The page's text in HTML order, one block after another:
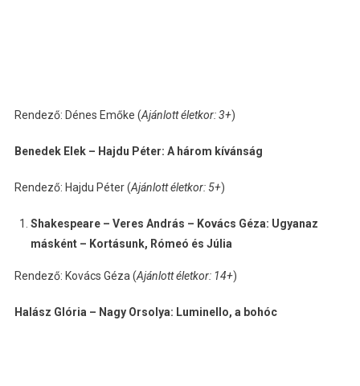
Rendező: Dénes Emőke (Ajánlott életkor: 3+)
Benedek Elek – Hajdu Péter: A három kívánság
Rendező: Hajdu Péter (Ajánlott életkor: 5+)
Shakespeare – Veres András – Kovács Géza: Ugyanaz
másként – Kortásunk, Rómeó és Júlia
Rendező: Kovács Géza (Ajánlott életkor: 14+)
Halász Glória – Nagy Orsolya: Luminello, a bohóc